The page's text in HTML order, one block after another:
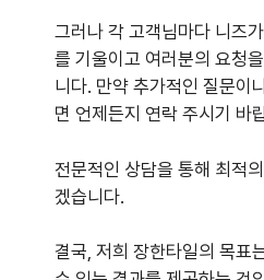
그러나 각 고객님마다 니즈
를 기울이고 여러분의 요청
니다. 만약 추가적인 질문이
면 언제든지 연락 주시기 바
전문적인 상담을 통해 최적
겠습니다.
결국, 저희 장한타일의 목표